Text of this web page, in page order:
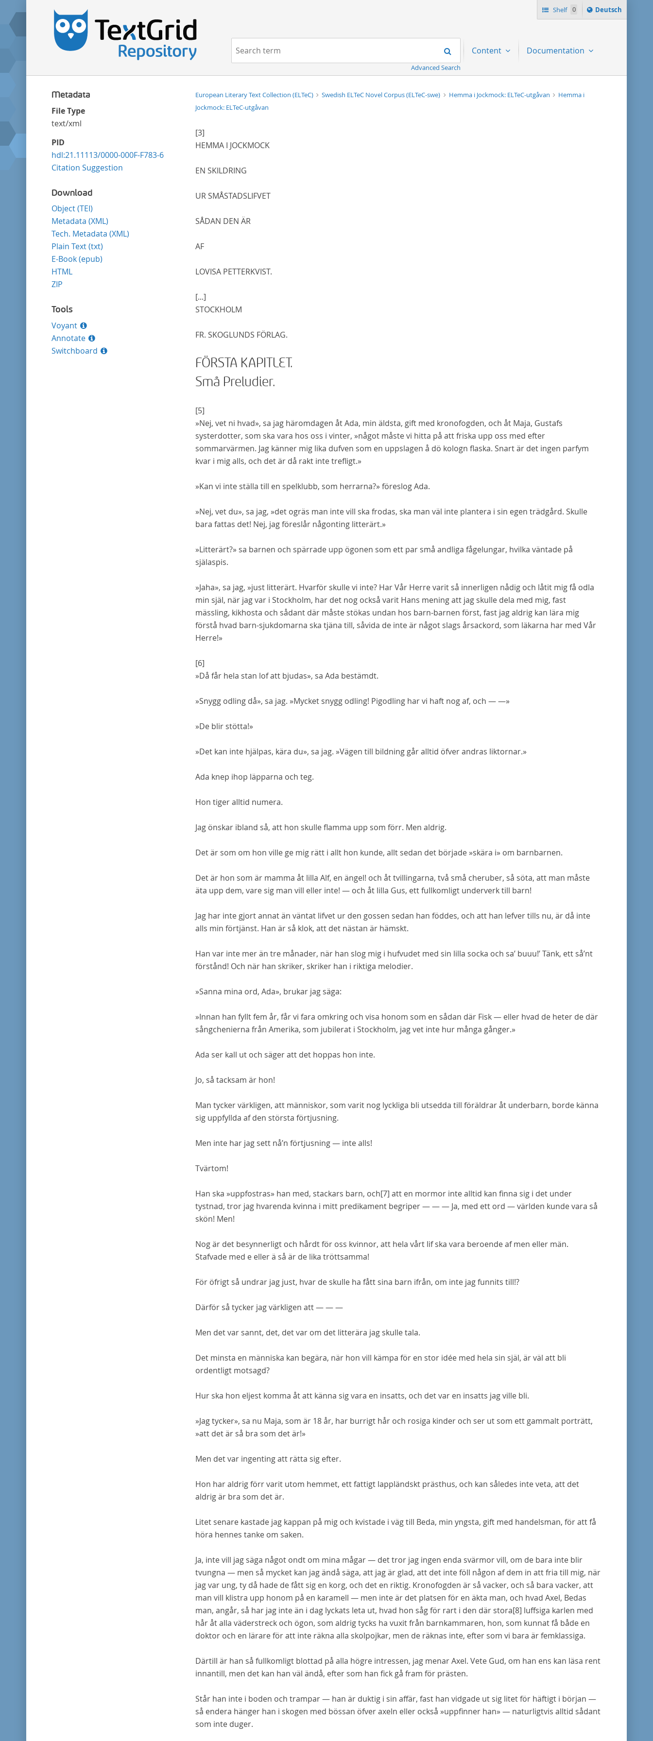
Shelf 0
Sprache
ï¿½ndern
Deutsch
Navigation Search
Advanced Search
Content Documentation
Metadata
File Type
text/xml
PID
hdl:21.11113/0000-000F-F783-6
Citation Suggestion
Download
Object (TEI)
Metadata (XML)
Tech. Metadata (XML)
Plain Text (txt)
E-Book (epub)
HTML
ZIP
Tools
Voyant
Annotate
Switchboard
European Literary Text Collection (ELTeC) Swedish ELTeC Novel Corpus (ELTeC-swe) Hemma i Jockmock: ELTeC-utgåvan
Hemma i
Jockmock: ELTeC-utgåvan
[3]
HEMMA I JOCKMOCK
EN SKILDRING
UR SMÅSTADSLIFVET
SÅDAN DEN ÄR
AF
LOVISA PETTERKVIST.
[...]
STOCKHOLM
FR. SKOGLUNDS FÖRLAG.
FÖRSTA KAPITLET.
Små Preludier.
[5]
»Nej, vet ni hvad», sa jag häromdagen åt Ada, min äldsta, gift med kronofogden, och åt Maja, Gustafs
systerdotter, som ska vara hos oss i vinter, »något måste vi hitta på att friska upp oss med efter
sommarvärmen. Jag känner mig lika dufven som en uppslagen å dö kologn flaska. Snart är det ingen parfym
kvar i mig alls, och det är då rakt inte trefligt.»
»Kan vi inte ställa till en spelklubb, som herrarna?» föreslog Ada.
»Nej, vet du», sa jag, »det ogräs man inte vill ska frodas, ska man väl inte plantera i sin egen trädgård. Skulle
bara fattas det! Nej, jag föreslår någonting litterärt.»
»Litterärt?» sa barnen och spärrade upp ögonen som ett par små andliga fågelungar, hvilka väntade på
själaspis.
»Jaha», sa jag, »just litterärt. Hvarför skulle vi inte? Har Vår Herre varit så innerligen nådig och låtit mig få odla
min själ, när jag var i Stockholm, har det nog också varit Hans mening att jag skulle dela med mig, fast
mässling, kikhosta och sådant där måste stökas undan hos barn-barnen först, fast jag aldrig kan lära mig
förstå hvad barn-sjukdomarna ska tjäna till, såvida de inte är något slags årsackord, som läkarna har med Vår
Herre!»
[6]
»Då får hela stan lof att bjudas», sa Ada bestämdt.
»Snygg odling då», sa jag. »Mycketsnygg odling! Pigodling har vi haft nog af, och — —»
»De blir stötta!»
»Det kan inte hjälpas, kära du», sa jag. »Vägen till bildning går alltid öfver andras liktornar.»
Ada knep ihop läpparna och teg.
Hon tiger alltid numera.
Jag önskar ibland så, att hon skulle flamma upp som förr. Men aldrig.
Det är som om hon ville ge mig rätt i allt hon kunde, allt sedan det började »skära i» om barnbarnen.
Det är hon som är mamma åt lilla Alf, en ängel! och åt tvillingarna, två små cheruber, så söta, att man måste
äta upp dem, vare sig man vill eller inte! — och åt lilla Gus, ett fullkomligt underverktill barn!
Jag har inte gjort annat än väntat lifvet ur den gossen sedan han föddes, och att han lefver tills nu, är då inte
alls min förtjänst. Han är så klok, att det nästan är hämskt.
Han var inte mer än tre månader, när han slog mig i hufvudet med sin lilla socka och sa’ buuu!’ Tänk, ett så’nt
förstånd! Och närhan skriker, skriker han i riktiga melodier.
»Sanna mina ord, Ada», brukar jag säga:
»Innan han fyllt fem år, får vi fara omkring och visa honom som en sådan där Fisk — eller hvad de heter de där
sångchenierna från Amerika, som jubilerat i Stockholm, jag vet inte hur många gånger.»
Ada ser kall ut och säger att det hoppas hon inte.
Jo, så tacksam är hon!
Man tycker värkligen, att människor, som varit nog lyckliga bli utsedda till föräldrar åt underbarn, borde känna
sig uppfyllda af den största förtjusning.
Men inte har jag sett nå’n förtjusning — intealls!
Tvärtom!
Han ska »uppfostras» han med, stackars barn, och[7] att en mormor inte alltid kan finna sig i detunder
tystnad, tror jag hvarenda kvinna i mitt predikament begriper — — — Ja, med ett ord — världen kundevara så
skön! Men!
Nogärdet besynnerligt och hårdt för oss kvinnor, att hela vårt lif ska vara beroende af men eller män.
Stafvade med eellerä så är de lika tröttsamma!
För öfrigt så undrar jag just, hvar de skulle ha fått sina barn ifrån, om inte jag funnits till!?
Därför så tycker jag värkligen att — — —
Men det var sannt, det, det var om det litterära jag skulle tala.
Det minsta en människa kan begära, när hon vill kämpa för en stor idée med hela sin själ, är väl att bli
ordentligt motsagd?
Hur ska hon eljest komma åt att känna sig vara en insatts, och det var en insatts jag ville bli.
»Jagtycker», sa nu Maja, som är 18 år, har burrigt hår och rosiga kinder och ser ut som ett gammalt porträtt,
»att det är så bra som det är!»
Men det var ingenting att rätta sig efter.
Hon har aldrig förr varit utom hemmet, ett fattigt lappländskt prästhus, och kan således inte veta, att det
aldrigär bra som det är.
Litet senare kastade jag kappan på mig och kvistade i väg till Beda, min yngsta, gift med handelsman, för att få
höra hennes tanke om saken.
Ja, inte vill jag säga något ondt om mina mågar — det tror jag ingen enda svärmor vill, om de bara inte blir
tvungna — men så mycket kan jag ändå säga, att jag är glad, att det inte föll någon af dem in att fria till mig, när
jag var ung, ty då hade de fått sig en korg, och det en riktig. Kronofogden är så vacker, och så bara vacker, att
man vill klistra upp honom på en karamell — men inte är detplatsen för en äkta man, och hvad Axel, Bedas
man, angår, så har jag inte än i dag lyckats leta ut, hvad hon såg för rart i den där stora[8] luffsiga karlen med
hår åt alla väderstreck och ögon, som aldrig tycks ha vuxit från barnkammaren, hon, som kunnat få både en
doktor och en lärare för att inte räkna alla skolpojkar, men de räknas inte, efter som vi bara är femklassiga.
Därtill är han så fullkomligt blottad på alla högre intressen, jag menar Axel. Vete Gud, om han ens kan läsa rent
innantill, men det kan han väl ändå, efter som han fick gå fram för prästen.
Står han inte i boden och trampar — han är duktig i sin affär, fast han vidgade ut sig litet för häftigt i början —
så endera hänger han i skogen med bössan öfver axeln eller också »uppfinner han» — naturligtvis alltid sådant
som inte duger.